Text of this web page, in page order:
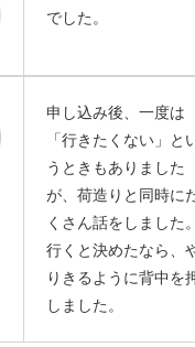
でした。
申し込み後、一度は
「行きたくない」と
うときもありました
が、荷造りと同時に
くさん話をしました。
行くと決めたなら、
りきるように背中を
しました。